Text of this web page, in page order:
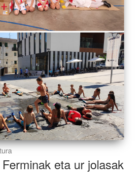
eta ur jolasak